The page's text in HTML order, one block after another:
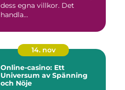
dess egna villkor. Det
handla...
14. nov
Online-casino: Ett
Universum av Spänning
och Nöje